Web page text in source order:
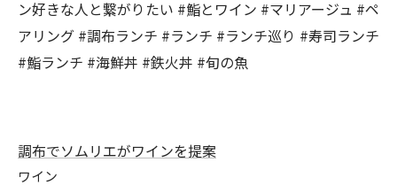
ン好きな人と繋がりたい #鮨とワイン #マリアージュ #ペ
アリング #調布ランチ #ランチ #ランチ巡り #寿司ランチ
#鮨ランチ #海鮮丼 #鉄火丼 #旬の魚
調布でソムリエがワインを提案
ワイン